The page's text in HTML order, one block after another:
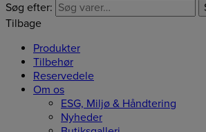
Søg efter:
Tilbage
Produkter
Tilbehør
Reservedele
Om os
ESG, Miljø & Håndtering
Nyheder